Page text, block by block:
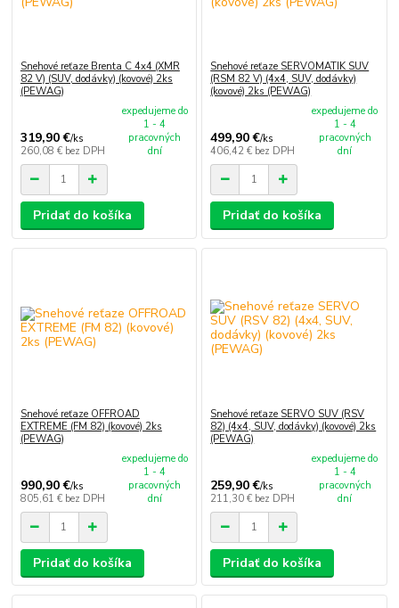
Snehové reťaze Brenta C 4x4 (XMR
82 V) (SUV, dodávky) (kovové) 2ks
(PEWAG)
319,90 €/ks
260,08 € bez DPH
expedujeme do
1 - 4
pracovných
dní
Pridať do košíka
Snehové reťaze SERVOMATIK SUV
(RSM 82 V) (4x4, SUV, dodávky)
(kovové) 2ks (PEWAG)
499,90 €/ks
406,42 € bez DPH
expedujeme do
1 - 4
pracovných
dní
Pridať do košíka
Snehové reťaze OFFROAD
EXTREME (FM 82) (kovové) 2ks
(PEWAG)
990,90 €/ks
805,61 € bez DPH
expedujeme do
1 - 4
pracovných
dní
Pridať do košíka
Snehové reťaze SERVO SUV (RSV
82) (4x4, SUV, dodávky) (kovové) 2ks
(PEWAG)
259,90 €/ks
211,30 € bez DPH
expedujeme do
1 - 4
pracovných
dní
Pridať do košíka